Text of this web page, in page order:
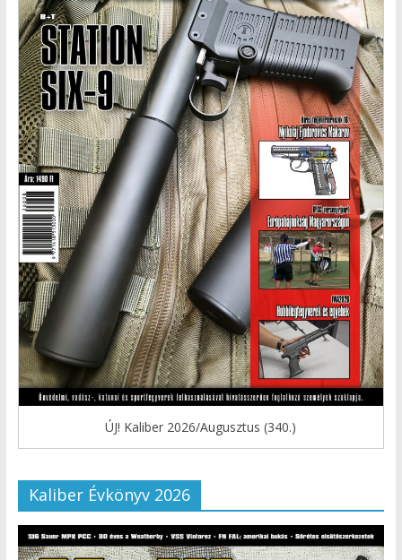
ÚJ! Kaliber 2026/Augusztus (340.)
Kaliber Évkönyv 2026